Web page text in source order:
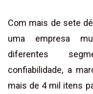
Com mais de sete
uma empresa
diferentes
confiabilidade, a
mais de 4 mil itens